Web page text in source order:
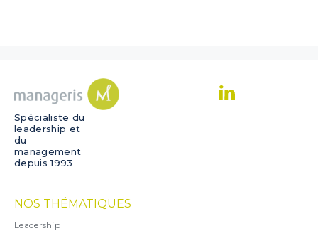
Spécialiste du
leadership et
du
management
depuis 1993
NOS THÉMATIQUES
Leadership